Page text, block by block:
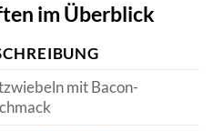
im Überblick
mit Bacon-